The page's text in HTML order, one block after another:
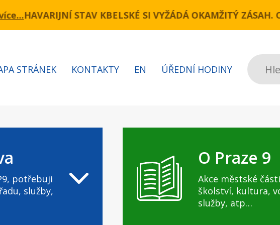
Novopacká – Cínovecká)Komunikace Kbelská
STAV KBELSKÉ SI VYŽÁDÁ OKAMŽITÝ ZÁSAH. OPRAVA
Hledat
STRÁNEK KONTAKTY EN ÚŘEDNÍ HODINY
potřebuji
služby,
O Praze 9
Akce městské
školství, kultura,
služby, atp…